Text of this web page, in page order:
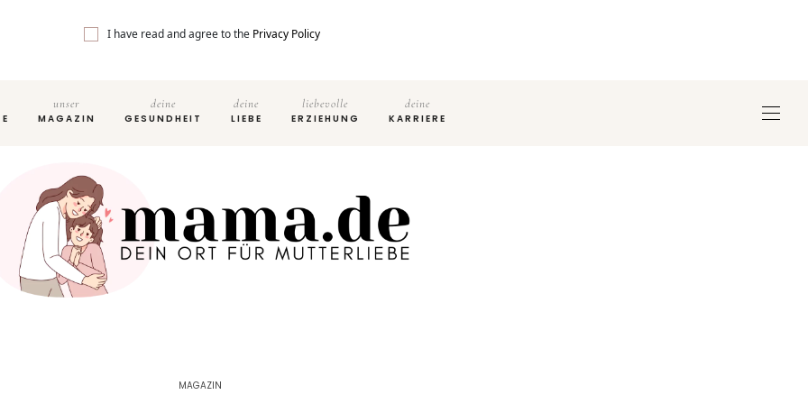
I have read and agree to the Privacy Policy
unser
MAGAZIN
deine
GESUNDHEIT
deine
LIEBE
liebevolle
ERZIEHUNG
deine
KARRIERE
MAGAZIN